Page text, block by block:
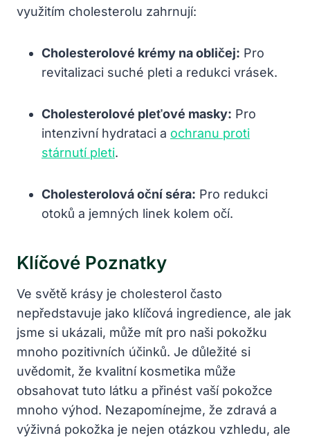
využitím cholesterolu zahrnují:
Cholesterolové krémy na obličej: Pro
revitalizaci suché pleti a redukci vrásek.
Cholesterolové pleťové masky: Pro
intenzivní hydrataci a ochranu proti
stárnutí pleti.
Cholesterolová oční séra: Pro redukci
otoků a jemných linek kolem očí.
Klíčové Poznatky
Ve světě krásy je cholesterol často
nepředstavuje jako klíčová ingredience, ale jak
jsme si ukázali, může mít pro naši pokožku
mnoho pozitivních účinků. Je důležité si
uvědomit, že kvalitní kosmetika může
obsahovat tuto látku a přinést vaší pokožce
mnoho výhod. Nezapomínejme, že zdravá a
výživná pokožka je nejen otázkou vzhledu, ale